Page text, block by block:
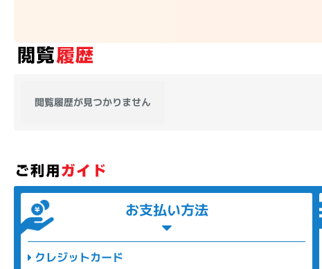
閲覧履歴が見つかりません
お支払い方法
クレジットカード
ただし機能別のみ「and検索」となります。